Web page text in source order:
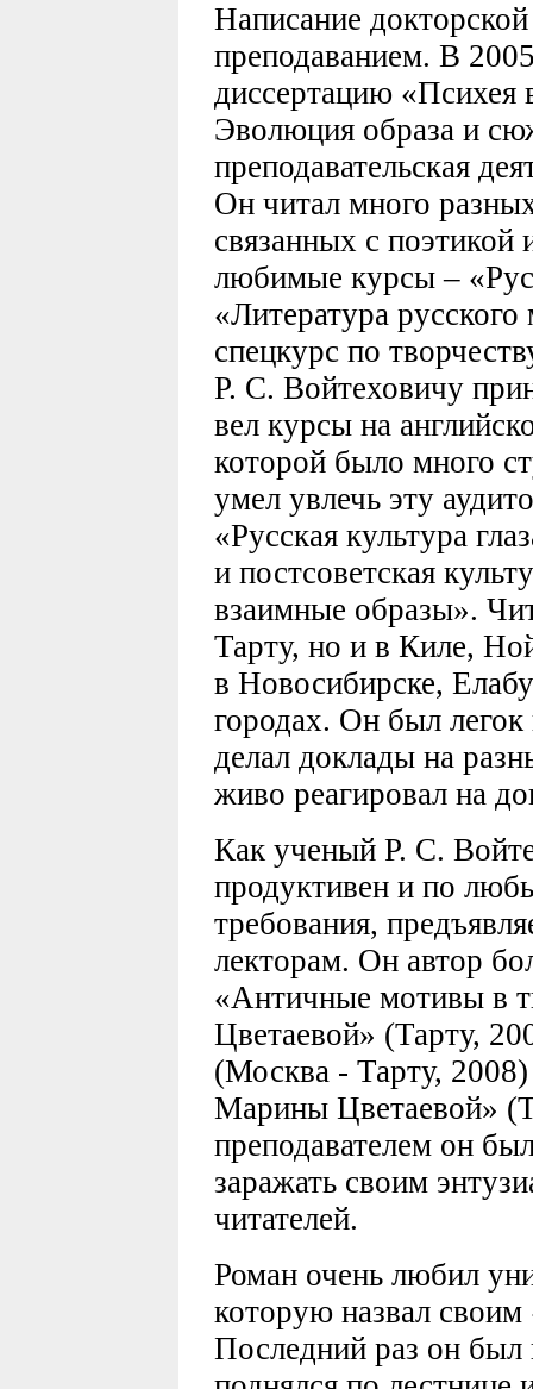
Написание
преподаванием. В
диссертацию «Психея
Эволюция образа и
преподавательская
Он читал много
связанных с поэтикой
любимые курсы –
«Литература
спецкурс по
Р. С. Войтеховичу
вел курсы на
которой было много
умел увлечь эту
«Русская культура
и постсоветская
взаимные образы».
Тарту, но и в Киле,
в Новосибирске,
городах. Он был
делал доклады на
живо реагировал на
Как ученый Р. С.
продуктивен и по
требования,
лекторам. Он автор
«Античные мотивы в
Цветаевой» (Тарту,
(Москва - Тарту,
Марины Цветаевой»
преподавателем он
заражать своим
читателей.
Роман очень любил
которую назвал
Последний раз он был